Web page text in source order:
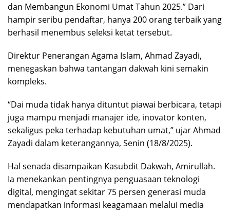
dan Membangun Ekonomi Umat Tahun 2025.” Dari
hampir seribu pendaftar, hanya 200 orang terbaik yang
berhasil menembus seleksi ketat tersebut.
Direktur Penerangan Agama Islam, Ahmad Zayadi,
menegaskan bahwa tantangan dakwah kini semakin
kompleks.
“Dai muda tidak hanya dituntut piawai berbicara, tetapi
juga mampu menjadi manajer ide, inovator konten,
sekaligus peka terhadap kebutuhan umat,” ujar Ahmad
Zayadi dalam keterangannya, Senin (18/8/2025).
Hal senada disampaikan Kasubdit Dakwah, Amirullah.
Ia menekankan pentingnya penguasaan teknologi
digital, mengingat sekitar 75 persen generasi muda
mendapatkan informasi keagamaan melalui media